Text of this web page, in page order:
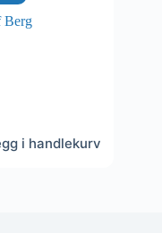
Berg
i handlekurv